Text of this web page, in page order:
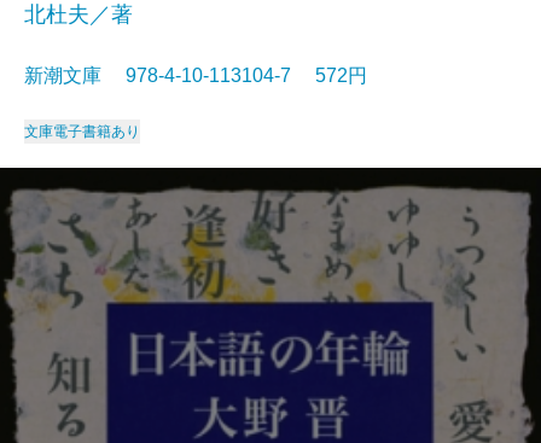
北杜夫／著
新潮文庫 978-4-10-113104-7 572円
文庫電子書籍あり